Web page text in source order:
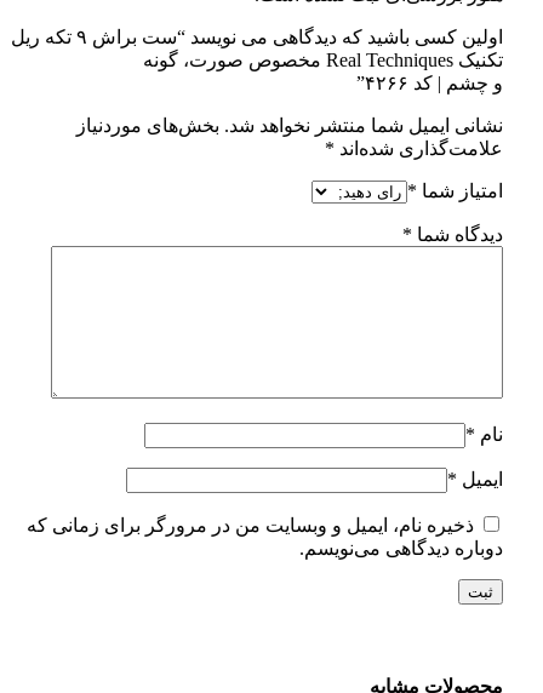
اولین کسی باشید که دیدگاهی می نویسد “ست براش ۹ تکه ریل
تکنیک Real Techniques مخصوص صورت، گونه
و چشم | کد ۴۲۶۶”
نشانی ایمیل شما منتشر نخواهد شد. بخش‌های موردنیاز
علامت‌گذاری شده‌اند *
امتیاز شما *
دیدگاه شما *
نام *
ایمیل *
ذخیره نام، ایمیل و وبسایت من در مرورگر برای زمانی که
دوباره دیدگاهی می‌نویسم.
محصولات مشابه